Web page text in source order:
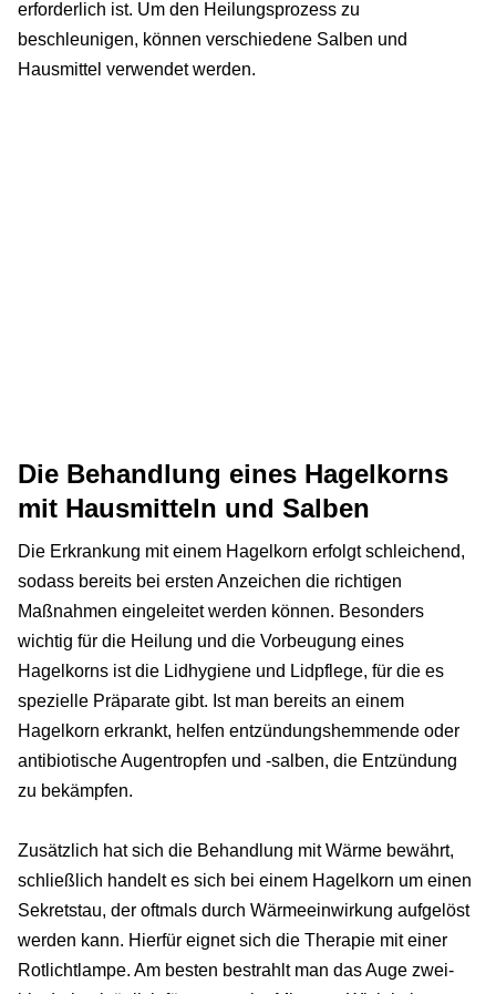
erforderlich ist. Um den Heilungsprozess zu
beschleunigen, können verschiedene Salben und
Hausmittel verwendet werden.
Die Behandlung eines Hagelkorns
mit Hausmitteln und Salben
Die Erkrankung mit einem Hagelkorn erfolgt schleichend,
sodass bereits bei ersten Anzeichen die richtigen
Maßnahmen eingeleitet werden können. Besonders
wichtig für die Heilung und die Vorbeugung eines
Hagelkorns ist die Lidhygiene und Lidpflege, für die es
spezielle Präparate gibt. Ist man bereits an einem
Hagelkorn erkrankt, helfen entzündungshemmende oder
antibiotische Augentropfen und -salben, die Entzündung
zu bekämpfen.
Zusätzlich hat sich die Behandlung mit Wärme bewährt,
schließlich handelt es sich bei einem Hagelkorn um einen
Sekretstau, der oftmals durch Wärmeeinwirkung aufgelöst
werden kann. Hierfür eignet sich die Therapie mit einer
Rotlichtlampe. Am besten bestrahlt man das Auge zwei-